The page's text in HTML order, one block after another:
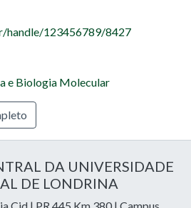
handle/123456789/8427
e Biologia Molecular
DA UNIVERSIDADE
DE LONDRINA